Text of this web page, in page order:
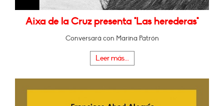
Aixa de la Cruz presenta "Las herederas"
Conversará con Marina Patrón
Leer más...